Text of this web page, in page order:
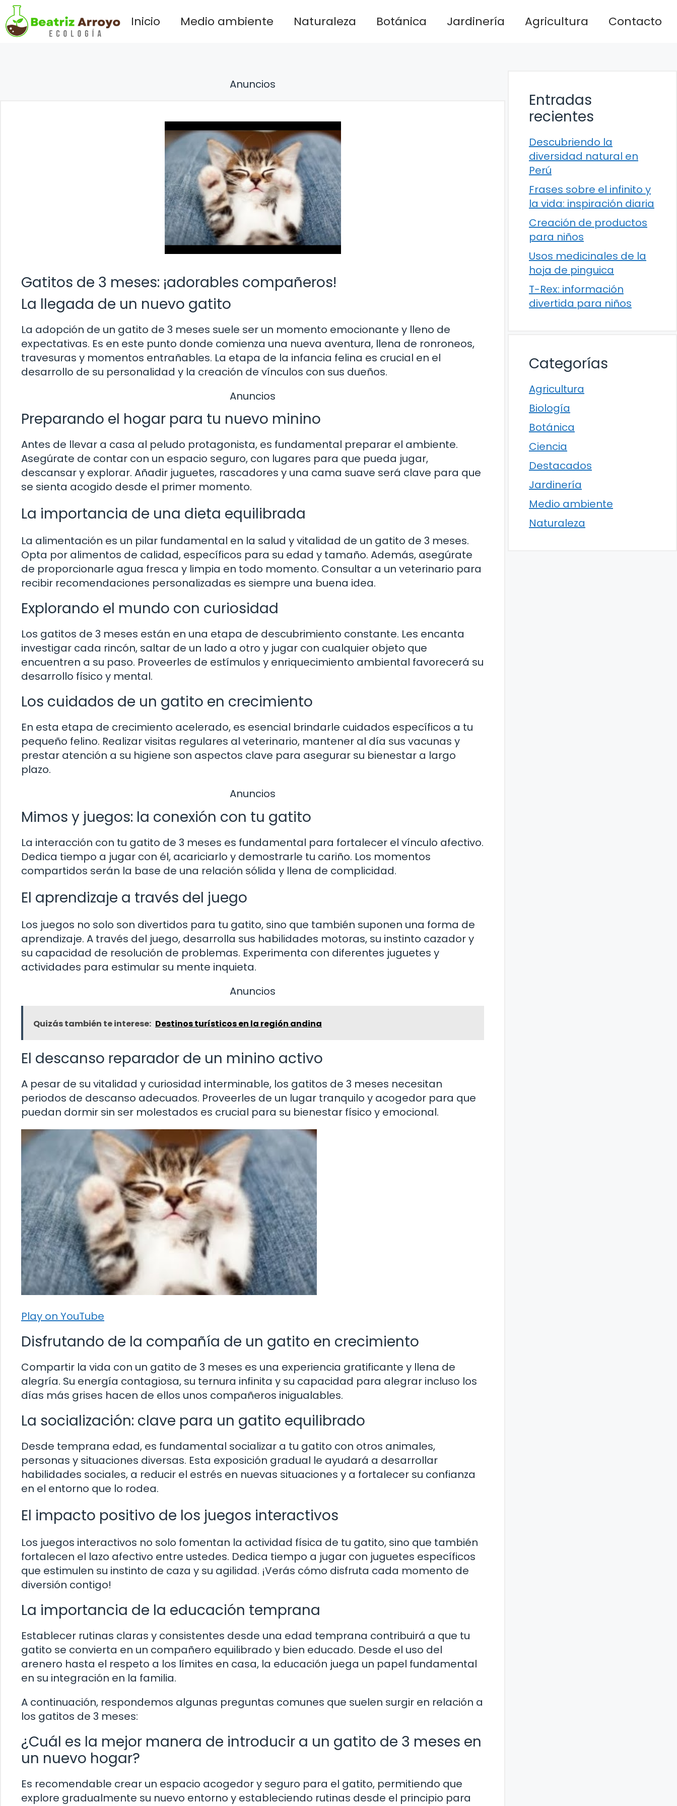
Saltar
al
contenido
Inicio Medio ambiente Naturaleza Botánica Jardinería Agricultura Contacto
Anuncios
Gatitos de 3 meses: ¡adorables compañeros!
La llegada de un nuevo gatito
La adopción de un gatito de 3 meses suele ser un momento emocionante y lleno de
expectativas. Es en este punto donde comienza una nueva aventura, llena de ronroneos,
travesuras y momentos entrañables. La etapa de la infancia felina es crucial en el
desarrollo de su personalidad y la creación de vínculos con sus dueños.
Anuncios
Preparando el hogar para tu nuevo minino
Antes de llevar a casa al peludo protagonista, es fundamental preparar el ambiente.
Asegúrate de contar con un espacio seguro, con lugares para que pueda jugar,
descansar y explorar. Añadir juguetes, rascadores y una cama suave será clave para que
se sienta acogido desde el primer momento.
La importancia de una dieta equilibrada
La alimentación es un pilar fundamental en la salud y vitalidad de un gatito de 3 meses.
Opta por alimentos de calidad, específicos para su edad y tamaño. Además, asegúrate
de proporcionarle agua fresca y limpia en todo momento. Consultar a un veterinario para
recibir recomendaciones personalizadas es siempre una buena idea.
Explorando el mundo con curiosidad
Los gatitos de 3 meses están en una etapa de descubrimiento constante. Les encanta
investigar cada rincón, saltar de un lado a otro y jugar con cualquier objeto que
encuentren a su paso. Proveerles de estímulos y enriquecimiento ambiental favorecerá su
desarrollo físico y mental.
Los cuidados de un gatito en crecimiento
En esta etapa de crecimiento acelerado, es esencial brindarle cuidados específicos a tu
pequeño felino. Realizar visitas regulares al veterinario, mantener al día sus vacunas y
prestar atención a su higiene son aspectos clave para asegurar su bienestar a largo
plazo.
Anuncios
Mimos y juegos: la conexión con tu gatito
La interacción con tu gatito de 3 meses es fundamental para fortalecer el vínculo afectivo.
Dedica tiempo a jugar con él, acariciarlo y demostrarle tu cariño. Los momentos
compartidos serán la base de una relación sólida y llena de complicidad.
El aprendizaje a través del juego
Los juegos no solo son divertidos para tu gatito, sino que también suponen una forma de
aprendizaje. A través del juego, desarrolla sus habilidades motoras, su instinto cazador y
su capacidad de resolución de problemas. Experimenta con diferentes juguetes y
actividades para estimular su mente inquieta.
Anuncios
Quizás también te interese: Destinos turísticos en la región andina
El descanso reparador de un minino activo
A pesar de su vitalidad y curiosidad interminable, los gatitos de 3 meses necesitan
periodos de descanso adecuados. Proveerles de un lugar tranquilo y acogedor para que
puedan dormir sin ser molestados es crucial para su bienestar físico y emocional.
Play on YouTube
Disfrutando de la compañía de un gatito en crecimiento
Compartir la vida con un gatito de 3 meses es una experiencia gratificante y llena de
alegría. Su energía contagiosa, su ternura infinita y su capacidad para alegrar incluso los
días más grises hacen de ellos unos compañeros inigualables.
La socialización: clave para un gatito equilibrado
Desde temprana edad, es fundamental socializar a tu gatito con otros animales,
personas y situaciones diversas. Esta exposición gradual le ayudará a desarrollar
habilidades sociales, a reducir el estrés en nuevas situaciones y a fortalecer su confianza
en el entorno que lo rodea.
El impacto positivo de los juegos interactivos
Los juegos interactivos no solo fomentan la actividad física de tu gatito, sino que también
fortalecen el lazo afectivo entre ustedes. Dedica tiempo a jugar con juguetes específicos
que estimulen su instinto de caza y su agilidad. ¡Verás cómo disfruta cada momento de
diversión contigo!
La importancia de la educación temprana
Establecer rutinas claras y consistentes desde una edad temprana contribuirá a que tu
gatito se convierta en un compañero equilibrado y bien educado. Desde el uso del
arenero hasta el respeto a los límites en casa, la educación juega un papel fundamental
en su integración en la familia.
A continuación, respondemos algunas preguntas comunes que suelen surgir en relación a
los gatitos de 3 meses:
¿Cuál es la mejor manera de introducir a un gatito de 3 meses en
un nuevo hogar?
Es recomendable crear un espacio acogedor y seguro para el gatito, permitiendo que
explore gradualmente su nuevo entorno y estableciendo rutinas desde el principio para
Entradas
recientes
Descubriendo la
diversidad natural en
Perú
Frases sobre el infinito y
la vida: inspiración diaria
Creación de productos
para niños
Usos medicinales de la
hoja de pinguica
T-Rex: información
divertida para niños
Categorías
Agricultura
Biología
Botánica
Ciencia
Destacados
Jardinería
Medio ambiente
Naturaleza